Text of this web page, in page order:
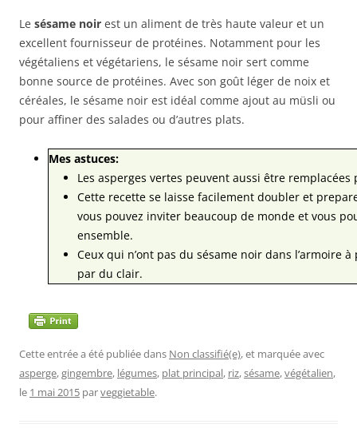
Le sésame noir est un aliment de très haute valeur et un
excellent fournisseur de protéines. Notamment pour les
végétaliens et végétariens, le sésame noir sert comme
bonne source de protéines. Avec son goût léger de noix et
céréales, le sésame noir est idéal comme ajout au müsli ou
pour affiner des salades ou d’autres plats.
Mes astuces:
Les asperges vertes peuvent aussi être remplacées
Cette recette se laisse facilement doubler et
vous pouvez inviter beaucoup de monde et vous
ensemble.
Ceux qui n’ont pas du sésame noir dans l’armoire
par du clair.
Cette entrée a été publiée dans Non classifié(e), et marquée avec
asperge,gingembre, légumes, plat principal, riz,sésame,végétalien,
le 1 mai 2015 parveggietable.